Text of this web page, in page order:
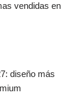
vendidas en
diseño más